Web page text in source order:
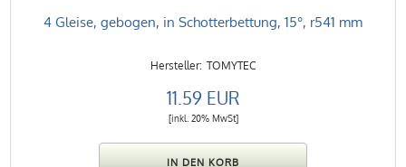
4 Gleise, gebogen, in Schotterbettung, 15°, r541 mm
TOMYTEC
11.59 EUR
[inkl. 20% MwSt]